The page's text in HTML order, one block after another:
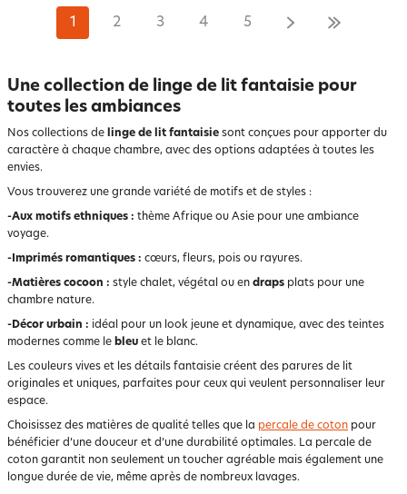
1 2 3 4 5
Une collection de linge de lit fantaisie pour
toutes les ambiances
Nos collections de linge de lit fantaisie sont conçues pour apporter du
caractère à chaque chambre, avec des options adaptées à toutes les
envies.
Vous trouverez une grande variété de motifs et de styles :
-Aux motifs ethniques : thème Afrique ou Asie pour une ambiance
voyage.
-Imprimés romantiques : cœurs, fleurs, pois ou rayures.
-Matières cocoon : style chalet, végétal ou en draps plats pour une
chambre nature.
-Décor urbain : idéal pour un look jeune et dynamique, avec des teintes
modernes comme le bleu et le blanc.
Les couleurs vives et les détails fantaisie créent des parures de lit
originales et uniques, parfaites pour ceux qui veulent personnaliser leur
espace.
Choisissez des matières de qualité telles que la percale de coton pour
bénéficier d’une douceur et d’une durabilité optimales. La percale de
coton garantit non seulement un toucher agréable mais également une
longue durée de vie, même après de nombreux lavages.